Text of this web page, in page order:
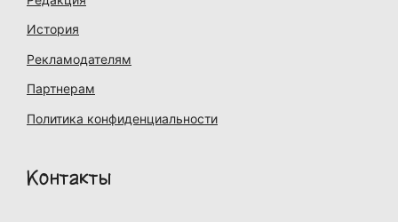
История
Рекламодателям
Партнерам
Политика конфиденциальности
Контакты